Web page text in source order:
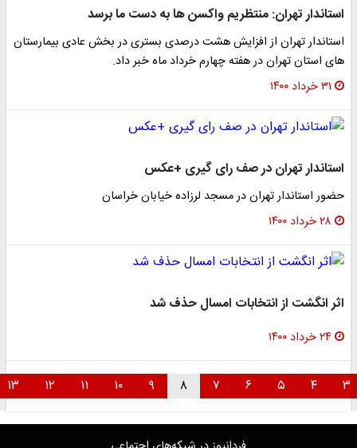
استاندار تهران: منتظریم واکسن ها به دست ما برسد
استاندار تهران از افزایش هشت درصدی بستری در بخش عادی بیمارستان
های استان تهران در هفته چهارم خرداد ماه خبر داد.
۳۱ خرداد ۱۴۰۰
استاندار تهران در صف رای گیری +عکس
حضور استاندار تهران در مسجد لرزاده خیابان خراسان
۲۸ خرداد ۱۴۰۰
اثر انگشت از انتخابات امسال حذف شد
۲۴ خرداد ۱۴۰۰
۳ ۴ ۵ ۶ ۷ ۸ ۹ ۱۰ ۱۱ ۱۲ ۱۳